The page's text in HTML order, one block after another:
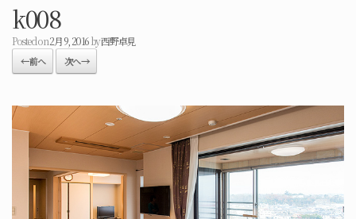
k008
Posted on2月 9, 2016by西野卓見
← 前へ 次へ →